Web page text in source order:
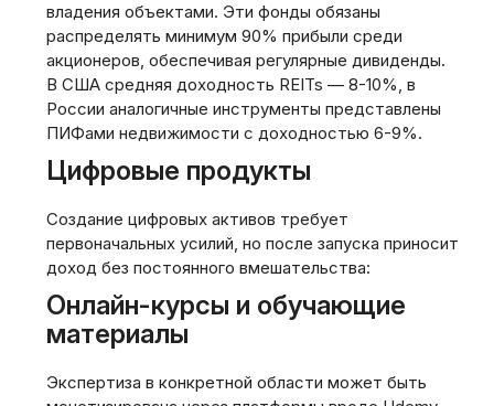
владения объектами. Эти фонды обязаны
распределять минимум 90% прибыли среди
акционеров, обеспечивая регулярные дивиденды.
В США средняя доходность REITs — 8-10%, в
России аналогичные инструменты представлены
ПИФами недвижимости с доходностью 6-9%.
Цифровые продукты
Создание цифровых активов требует
первоначальных усилий, но после запуска приносит
доход без постоянного вмешательства:
Онлайн-курсы и обучающие
материалы
Экспертиза в конкретной области может быть